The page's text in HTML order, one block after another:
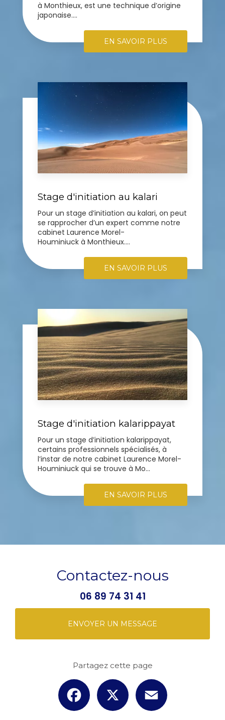
à Monthieux, est une technique d’origine
japonaise....
EN SAVOIR PLUS
Stage d'initiation au kalari
Pour un stage d’initiation au kalari, on peut
se rapprocher d’un expert comme notre
cabinet Laurence Morel-
Houminiuck à Monthieux....
EN SAVOIR PLUS
Stage d'initiation kalarippayat
Pour un stage d’initiation kalarippayat,
certains professionnels spécialisés, à
l’instar de notre cabinet Laurence Morel-
Houminiuck qui se trouve à Mo...
EN SAVOIR PLUS
Contactez-nous
06 89 74 31 41
ENVOYER UN MESSAGE
Partagez cette page
Facebook